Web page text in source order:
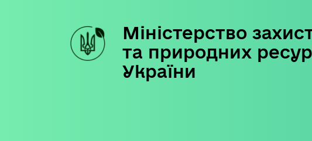
Міністерство
та природних
України